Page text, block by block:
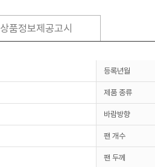
상품정보제공고시
등록년월
제품 종류
바람방향
팬 개수
팬 두께